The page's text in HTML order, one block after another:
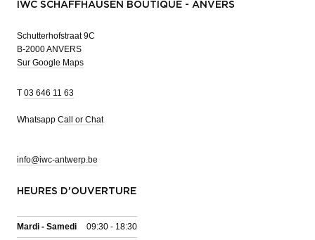
IWC SCHAFFHAUSEN BOUTIQUE - ANVERS
Schutterhofstraat 9C
B-2000 ANVERS
Sur Google Maps
T 03 646 11 63
Whatsapp Call or Chat
info@iwc-antwerp.be
HEURES D'OUVERTURE
Mardi - Samedi 09:30 - 18:30